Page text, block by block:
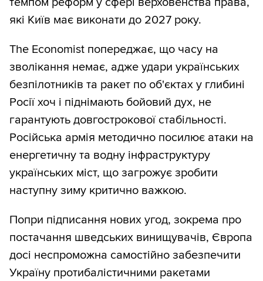
які Київ має виконати до 2027 року.
The Economist попереджає, що часу на
зволікання немає, адже удари українських
безпілотників та ракет по об'єктах у глибині
Росії хоч і піднімають бойовий дух, не
гарантують довгострокової стабільності.
Російська армія методично посилює атаки на
енергетичну та водну інфраструктуру
українських міст, що загрожує зробити
наступну зиму критично важкою.
Попри підписання нових угод, зокрема про
постачання шведських винищувачів, Європа
досі неспроможна самостійно забезпечити
Україну протибалістичними ракетами